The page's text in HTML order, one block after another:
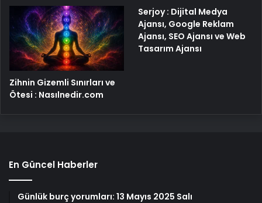
Zihnin Gizemli Sınırları ve
Ötesi : Nasılnedir.com
Serjoy : Dijital Medya
Ajansı, Google Reklam
Ajansı, SEO Ajansı ve Web
Tasarım Ajansı
En Güncel Haberler
Günlük burç yorumları: 13 Mayıs 2025 Salı